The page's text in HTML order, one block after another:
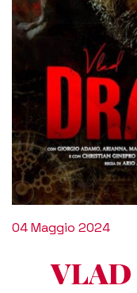
04 Maggio 2024